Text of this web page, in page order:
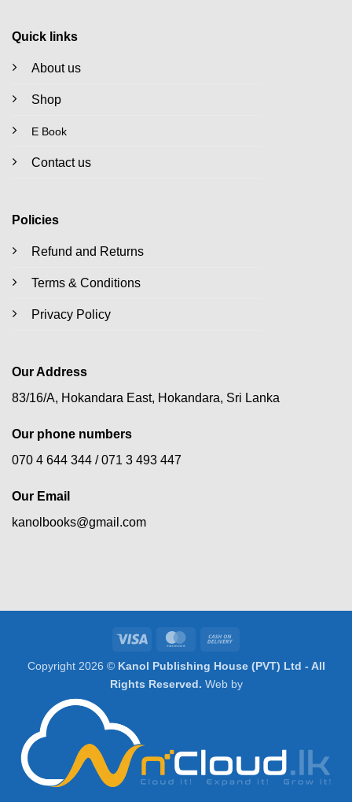
Quick links
About us
Shop
E Book
Contact us
Policies
Refund and Returns
Terms & Conditions
Privacy Policy
Our Address
83/16/A, Hokandara East, Hokandara, Sri Lanka
Our phone numbers
070 4 644 344 /071 3 493 447
Our Email
kanolbooks@gmail.com
Visa MasterCard
Delivery
Copyright 2026 © Kanol Publishing House (PVT) Ltd - All
Rights Reserved. Web by